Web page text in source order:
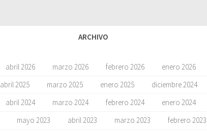
ARCHIVO
abril 2026 marzo 2026 febrero 2026
enero 2026
abril 2025 marzo 2025 enero 2025
diciembre 2024
abril 2024 marzo 2024 febrero 2024
enero 2024
mayo 2023 abril 2023 marzo 2023
febrero 2023